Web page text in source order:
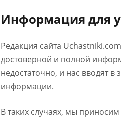
Информация для
Редакция сайта
достоверной и полной
недостаточно, и нас вводят
информации.
В таких случаях, мы